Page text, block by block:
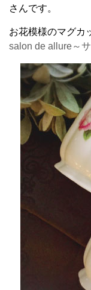
さんです。
お花模様のマグカ
salon de allure～